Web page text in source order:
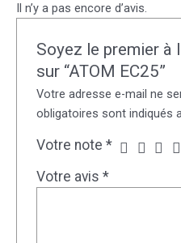
Il n’y a pas encore d’avis.
Soyez le premier à
sur “ATOM EC25”
Votre adresse e-mail ne
obligatoires sont indiqués
Votre note*
Votre avis*